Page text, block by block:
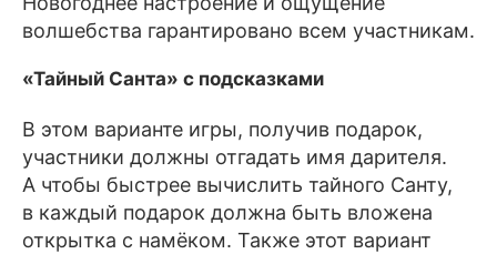
волшебства гарантировано всем участникам.
«Тайный Санта» с подсказками
В этом варианте игры, получив подарок,
участники должны отгадать имя дарителя.
А чтобы быстрее вычислить тайного Санту,
в каждый подарок должна быть вложена
открытка с намёком. Также этот вариант